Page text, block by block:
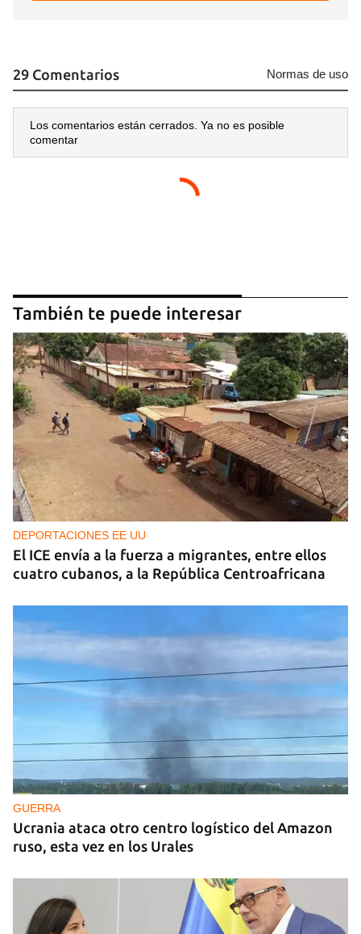
29 Comentarios Normas de uso
Los comentarios están cerrados. Ya no es posible
comentar
También te puede interesar
DEPORTACIONES EE UU
El ICE envía a la fuerza a migrantes, entre ellos
cuatro cubanos, a la República Centroafricana
GUERRA
Ucrania ataca otro centro logístico del Amazon
ruso, esta vez en los Urales